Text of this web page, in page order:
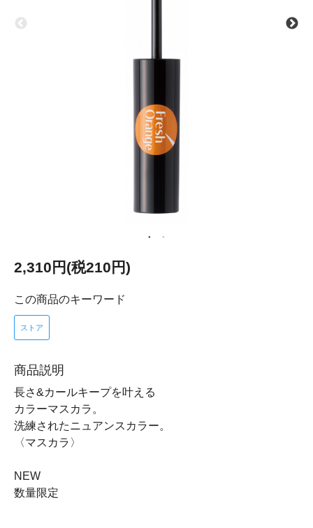
2,310円(税210円)
この商品のキーワード
ストア
商品説明
長さ&カールキープを叶える
カラーマスカラ。
洗練されたニュアンスカラー。
〈マスカラ〉
NEW
数量限定